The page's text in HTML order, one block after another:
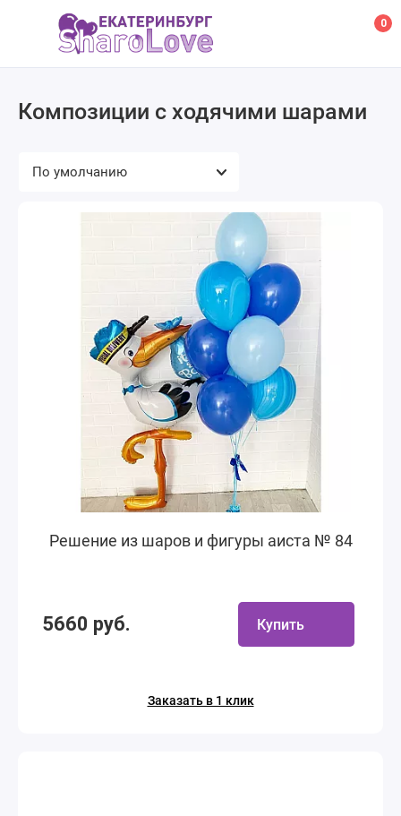
0
Композиции с ходячими шарами
Решение из шаров и фигуры аиста № 84
5660 руб. Купить
Заказать в 1 клик